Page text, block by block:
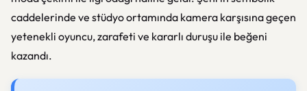
caddelerinde ve stüdyo ortamında kamera karşısına geçen
yetenekli oyuncu, zarafeti ve kararlı duruşu ile beğeni
kazandı.